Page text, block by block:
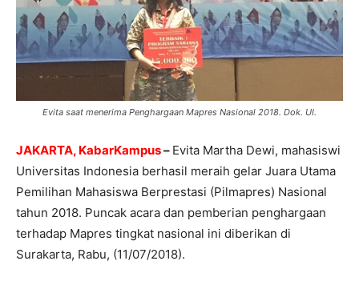
Evita saat menerima Penghargaan Mapres Nasional 2018. Dok. UI.
JAKARTA, KabarKampus– Evita Martha Dewi, mahasiswi
Universitas Indonesia berhasil meraih gelar Juara Utama
Pemilihan Mahasiswa Berprestasi (Pilmapres) Nasional
tahun 2018. Puncak acara dan pemberian penghargaan
terhadap Mapres tingkat nasional ini diberikan di
Surakarta, Rabu, (11/07/2018).